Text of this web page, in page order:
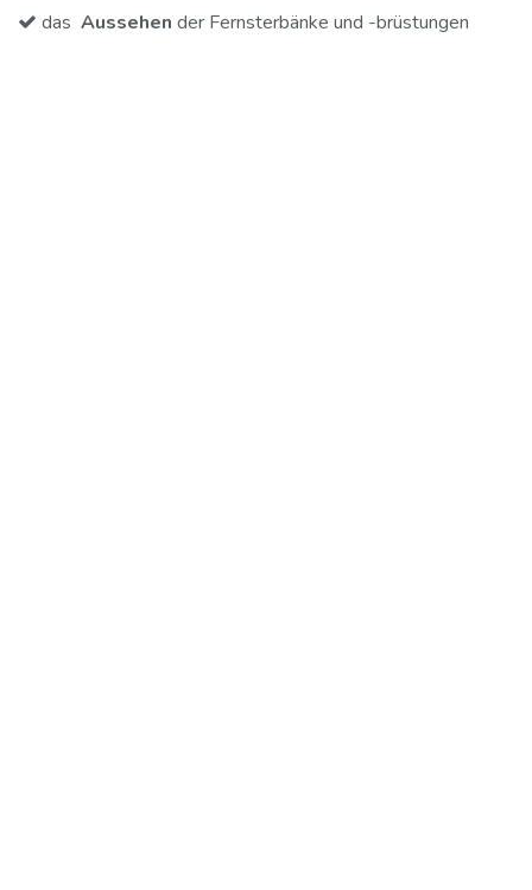
das Aussehen der Fernsterbänke und -brüstungen